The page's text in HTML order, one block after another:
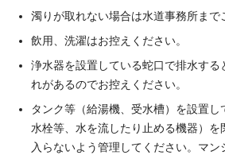
濁りが取れない場合は水道事務所まで
飲用、洗濯はお控えください。
浄水器を設置している蛇口で排水する
れがあるのでお控えください。
タンク等（給湯機、受水槽）を設置し
水栓等、水を流したり止める機器）を
入らないよう管理してください。マ